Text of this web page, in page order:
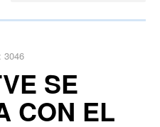
3046
SE
CON EL